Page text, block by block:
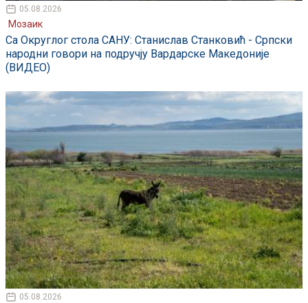
05.08.2026
Мозаик
Са Округлог стола САНУ: Станислав Станковић - Српски
народни говори на подручју Вардарске Македоније
(ВИДЕО)
05.08.2026